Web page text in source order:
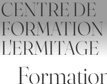
CENTRE DE
FORMATION
L'ERMITAGE